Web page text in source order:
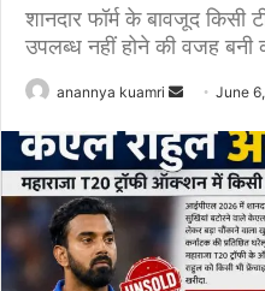
शानदार फॉर्म के बावजूद किसी
उपलब्ध नहीं होने की वजह बनी
anannya kuamri
Send
email
June